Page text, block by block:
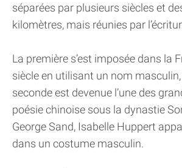
séparées par plusieurs siècles et
kilomètres, mais réunies par
La première s’est imposée dans la
siècle en utilisant un nom
seconde est devenue l’une des
poésie chinoise sous la dynastie
George Sand, Isabelle Huppert
dans un costume masculin.